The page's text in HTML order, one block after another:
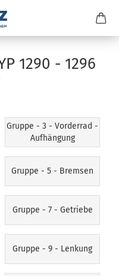
1290 - 1296
Gruppe - 3 - Vorderrad -
Aufhängung
Gruppe - 5 - Bremsen
Gruppe - 7 - Getriebe
Gruppe - 9 - Lenkung